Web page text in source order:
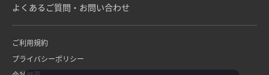
よくあるご質問・お問い合わせ
ご利用規約
プライバシーポリシー